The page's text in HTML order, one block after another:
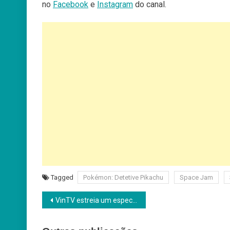
no Facebook e Instagram do canal.
Tagged Pokémon: Detetive Pikachu Space Jam
Navegação
VinTV estreia um especial “Parque Jurássico”